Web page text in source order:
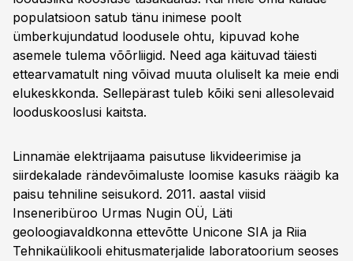
populatsioon satub tänu inimese poolt
ümberkujundatud loodusele ohtu, kipuvad kohe
asemele tulema võõrliigid. Need aga käituvad täiesti
ettearvamatult ning võivad muuta oluliselt ka meie endi
elukeskkonda. Sellepärast tuleb kõiki seni allesolevaid
looduskooslusi kaitsta.
Linnamäe elektrijaama paisutuse likvideerimise ja
siirdekalade rändevõimaluste loomise kasuks räägib ka
paisu tehniline seisukord. 2011. aastal viisid
Inseneribüroo Urmas Nugin OÜ, Läti
geoloogiavaldkonna ettevõtte Unicone SIA ja Riia
Tehnikaülikooli ehitusmaterjalide laboratoorium seoses